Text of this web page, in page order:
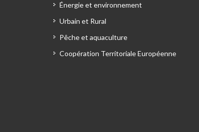
Énergie et environnement
Urbain et Rural
Pêche et aquaculture
Coopération Territoriale Européenne